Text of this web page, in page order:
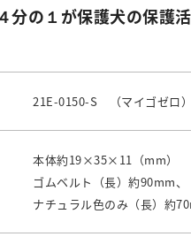
の１が保護犬の保護
21E-0150-S （マイゴゼロ）
本体約19×35×11（mm）
ゴムベルト（長）約90mm
ナチュラル色のみ（長）約